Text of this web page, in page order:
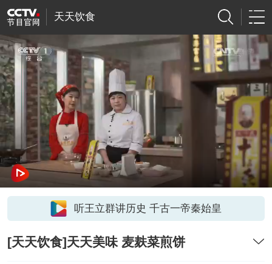
天天饮食
听王立群讲历史 千古一帝秦始皇
[天天饮食]天天美味 麦麸菜煎饼